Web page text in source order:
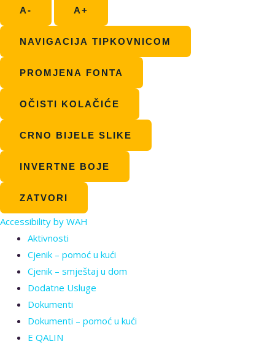
A- A+
NAVIGACIJA TIPKOVNICOM
PROMJENA FONTA
OČISTI KOLAČIĆE
CRNO BIJELE SLIKE
INVERTNE BOJE
ZATVORI
Accessibility by WAH
Aktivnosti
Cjenik – pomoć u kući
Cjenik – smještaj u dom
Dodatne Usluge
Dokumenti
Dokumenti – pomoć u kući
E QALIN